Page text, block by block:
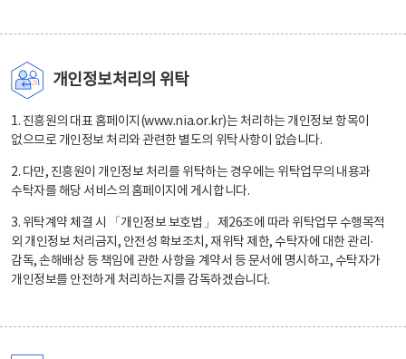
개인정보처리의 위탁
1. 진흥원의 대표 홈페이지(www.nia.or.kr)는 처리하는 개인정보 항목이
없으므로 개인정보 처리와 관련한 별도의 위탁사항이 없습니다.
2. 다만, 진흥원이 개인정보 처리를 위탁하는 경우에는 위탁업무의 내용과
수탁자를 해당 서비스의 홈페이지에 게시합니다.
3. 위탁계약 체결 시 「개인정보 보호법」 제26조에 따라 위탁업무 수행목적
외 개인정보 처리금지, 안전성 확보조치, 재위탁 제한, 수탁자에 대한 관리·
감독, 손해배상 등 책임에 관한 사항을 계약서 등 문서에 명시하고, 수탁자가
개인정보를 안전하게 처리하는지를 감독하겠습니다.